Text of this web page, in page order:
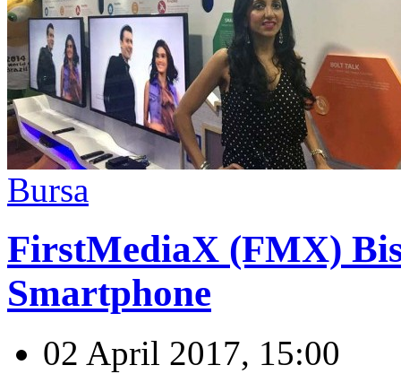
Bursa
FirstMediaX (FMX)
Smartphone
02 April 2017, 15:00